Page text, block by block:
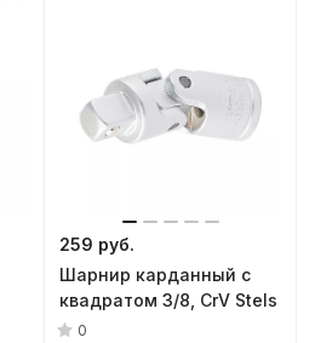
259 руб.
Шарнир карданный с
квадратом 3/8, CrV Stels
0